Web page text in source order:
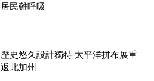
居民難呼吸
歷史悠久設計獨特 太平洋拼布展重
返北加州